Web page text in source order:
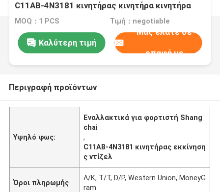
C11AB-4N3181 κινητήρας κινητήρα κινητήρα
κινητήρα κινητήρα κινητήρα κινητήρα κινητήρα
κινητήρα κινητήρα κινητήρα κινητήρα κινητήρα
κινητήρα κινητήρα κινητήρα κινητήρα κινητήρα
κινητήρα κινητήρα κινητήρα κινητήρα κινητήρα
κινητήρα κινητήρα κινητήρα κινητήρα κινητήρα
MOQ：1 PCS Τιμή：negotiable
Καλύτερη τιμή
Μας ελάτε σε
επαφή με
Περιγραφή προϊόντων
Υψηλό φως:
Εναλλακτικά για φορτιστή Shang
chai
,
C11AB-4N3181 κινητήρας εκκίνηση
ς ντίζελ
Όροι πληρωμής
Λ/Κ, T/T, D/P, Western Union, MoneyG
ram